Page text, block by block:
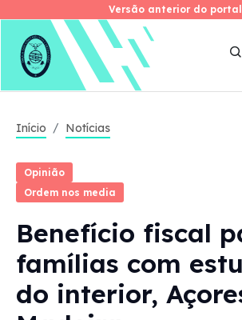
Skip
Versão anterior do portal
Versão anterior do portal
Início Notícias
Opinião
Ordem nos media
Benefício fiscal
famílias com
do interior,